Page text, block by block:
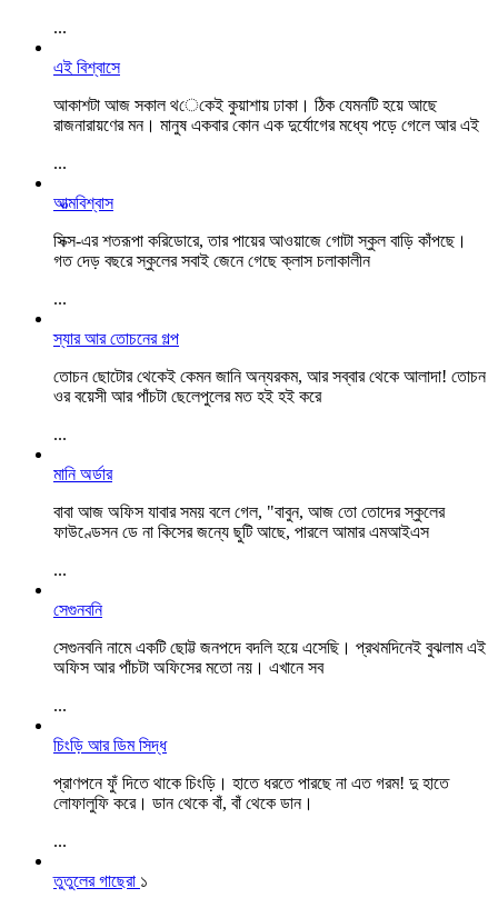
...
এই বিশ্বাসে
আকাশটা আজ সকাল থেকেই কুয়াশায় ঢাকা। ঠিক যেমনটি হয়ে আছে
রাজনারায়ণের মন। মানুষ একবার কোন এক দুর্যোগের মধ্যে পড়ে গেলে আর এই
...
আত্মবিশ্বাস
সিক্স-এর শতরূপা করিডোরে, তার পায়ের আওয়াজে গোটা স্কুল বাড়ি কাঁপছে।
গত দেড় বছরে স্কুলের সবাই জেনে গেছে ক্লাস চলাকালীন
...
স্যার আর তোচনের গল্প
তোচন ছোটোর থেকেই কেমন জানি অন্যরকম, আর সব্বার থেকে আলাদা! তোচন
ওর বয়েসী আর পাঁচটা ছেলেপুলের মত হই হই করে
...
মানি অর্ডার
বাবা আজ অফিস যাবার সময় বলে গেল, "বাবুন, আজ তো তোদের স্কুলের
ফাউণ্ডেসন ডে না কিসের জন্যে ছুটি আছে, পারলে আমার এমআইএস
...
সেগুনবনি
সেগুনবনি নামে একটি ছোট্ট জনপদে বদলি হয়ে এসেছি। প্রথমদিনেই বুঝলাম এই
অফিস আর পাঁচটা অফিসের মতো নয়। এখানে সব
...
চিংড়ি আর ডিম সিদ্ধ
প্রাণপনে ফুঁ দিতে থাকে চিংড়ি। হাতে ধরতে পারছে না এত গরম! দু হাতে
লোফালুফি করে। ডান থেকে বাঁ, বাঁ থেকে ডান।
...
তুতুলের গাছেরা ১